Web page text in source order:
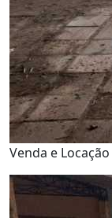
Venda e Locação